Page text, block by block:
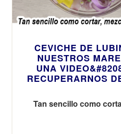
CEVICHE DE
NUESTROS
UNA
RECUPERARNOS
Tan sencillo como